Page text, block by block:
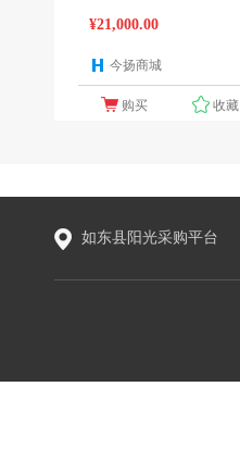
¥21,000.00
今扬商城
购买 收藏
如东县阳光采购平台